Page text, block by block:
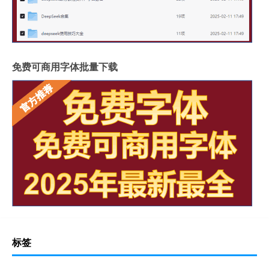
免费可商用字体批量下载
标签